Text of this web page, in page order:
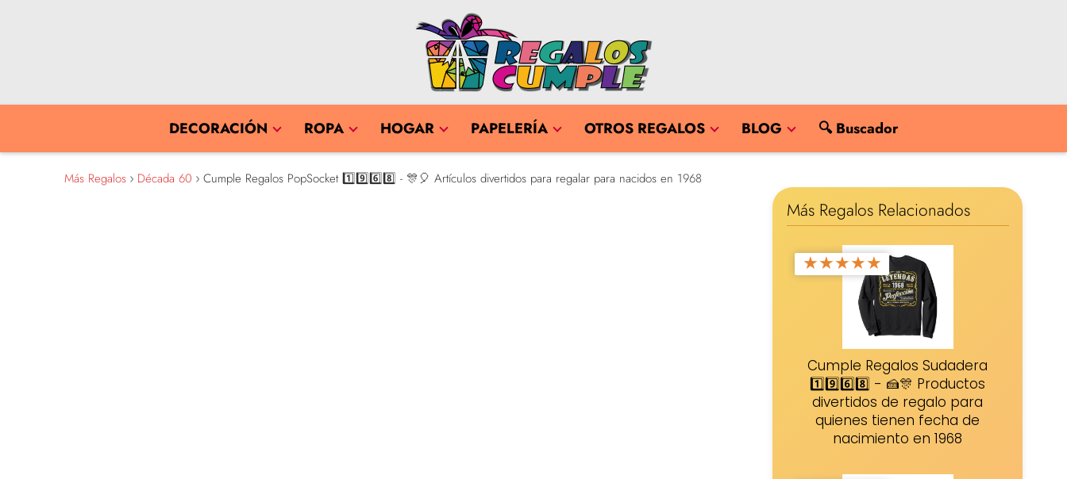
DECORACIÓN ROPA HOGAR PAPELERÍA OTROS REGALOS BLOG 🔍 Buscador
Más Regalos Década 60 Cumple Regalos PopSocket 1️⃣9️⃣6️⃣8️⃣ - 🎊🎈 Artículos divertidos para regalar para nacidos en 1968
Más Regalos Relacionados
★★★★★
Cumple Regalos Sudadera
1️⃣9️⃣6️⃣8️⃣ - 🍰🎊 Productos
divertidos de regalo para
quienes tienen fecha de
nacimiento en 1968